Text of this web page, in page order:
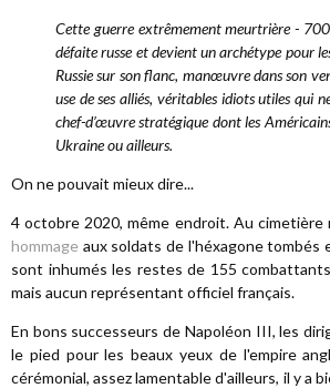
Cette guerre extrêmement meurtrière -
défaite russe et devient un archétype pour
Russie sur son flanc, manœuvre dans son
use de ses alliés, véritables idiots utiles qui
chef-d’œuvre stratégique dont les
Ukraine ou ailleurs.
On ne pouvait mieux dire...
4 octobre 2020, même endroit. Au cimetière
hommage aux soldats de l'héxagone tombés
sont inhumés les restes de 155
mais aucun représentant officiel français.
En bons successeurs de Napoléon III, les
le pied pour les beaux yeux de l'empire
cérémonial, assez lamentable d'ailleurs, il y a